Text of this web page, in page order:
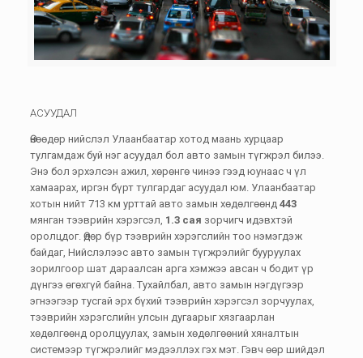
АСУУДАЛ
Өнөөдөр нийслэл Улаанбаатар хотод маань хурцаар
тулгамдаж буй нэг асуудал бол авто замын түгжрэл билээ.
Энэ бол эрхэлсэн ажил, хөрөнгө чинээ гээд юунаас ч үл
хамаарах, иргэн бүрт тулгардаг асуудал юм. Улаанбаатар
хотын нийт 713 км урттай авто замын хөдөлгөөнд443
мянган тээврийн хэрэгсэл, 1.3 сая зорчигч идэвхтэй
оролцдог. Өдөр бүр тээврийн хэрэгслийн тоо нэмэгдэж
байдаг, Нийслэлээс авто замын түгжрэлийг бууруулах
зорилгоор шат дараалсан арга хэмжээ авсан ч бодит үр
дүнгээ өгөхгүй байна. Тухайлбал, авто замын нэгдүгээр
эгнээгээр тусгай эрх бүхий тээврийн хэрэгсэл зорчуулах,
тээврийн хэрэгслийн улсын дугаарыг хязгаарлан
хөдөлгөөнд оролцуулах, замын хөдөлгөөний хяналтын
системээр түгжрэлийг мэдээллэх гэх мэт. Гэвч өөр шийдэл